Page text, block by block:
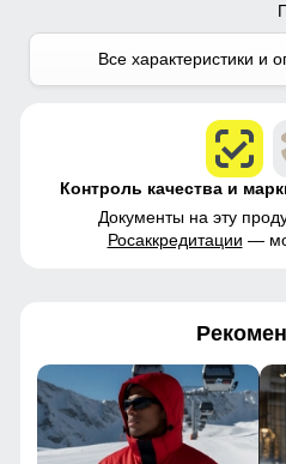
Все характеристики и
Контроль качества и
Документы на эту
Росаккредитации —